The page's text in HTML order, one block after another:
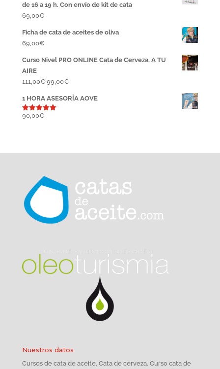
de 16 a 19 h. Con envío de kit de cata
69,00€
Ficha de cata de aceites de oliva
69,00€
Curso Nivel PRO ONLINE Cata de Cerveza. A TU
AIRE
111,00€ El
original
99,00€El
actual
1 HORA ASESORÍA AOVE
Valorado
90,00€
Nuestros datos
Cursos de cata de aceite. Cata de cerveza. Curso cata de